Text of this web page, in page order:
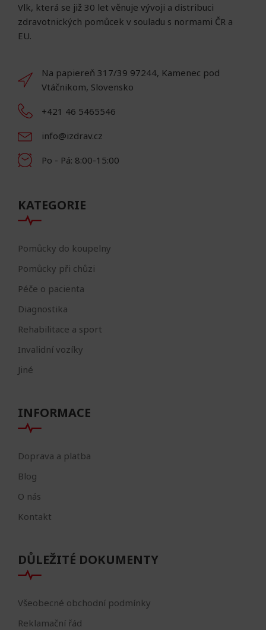
Vlk, která se již 30 let věnuje vývoji a distribuci
zdravotnických pomůcek v souladu s normami ČR a
EU.
Na papiereň 317/39 97244, Kamenec pod
Vtáčnikom, Slovensko
+421 46 5465546
info@izdrav.cz
Po - Pá: 8:00-15:00
KATEGORIE
Pomůcky do koupelny
Pomůcky při chůzi
Péče o pacienta
Diagnostika
Rehabilitace a sport
Invalidní vozíky
Jiné
INFORMACE
Doprava a platba
Blog
O nás
Kontakt
DŮLEŽITÉ DOKUMENTY
Všeobecné obchodní podmínky
Reklamační řád